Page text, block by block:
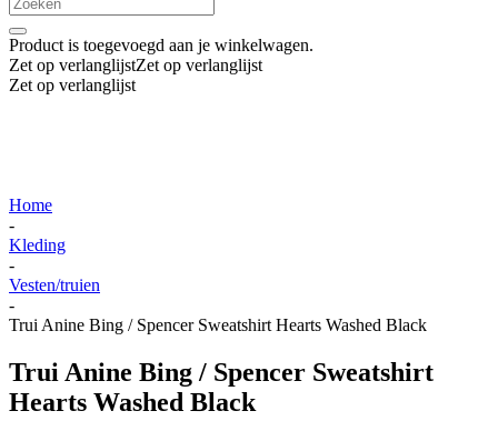
Product is toegevoegd aan je winkelwagen.
Zet op verlanglijstZet op verlanglijst
Zet op verlanglijst
Home
-
Kleding
-
Vesten/truien
-
Trui Anine Bing / Spencer Sweatshirt Hearts Washed Black
Trui Anine Bing / Spencer Sweatshirt
Hearts Washed Black